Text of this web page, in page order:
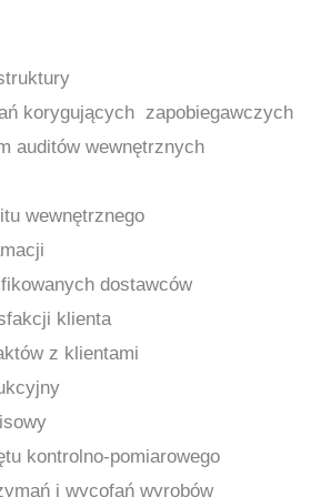
korygujących zapobiegawczych
auditów wewnętrznych
wewnętrznego
dostawców
klienta
z klientami
kontrolno-pomiarowego
i wycofań wyrobów